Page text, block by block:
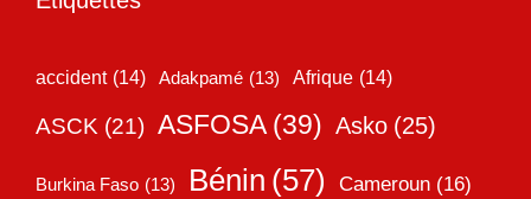
accident (14) Adakpamé (13) Afrique (14)
ASCK (21) ASFOSA (39) Asko (25)
Burkina Faso (13) Bénin (57) Cameroun (16)